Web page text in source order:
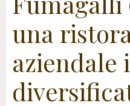
una
aziendale